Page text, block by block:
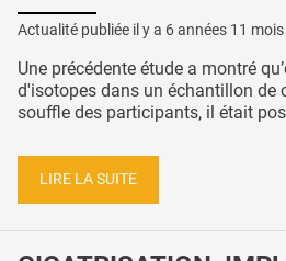
Actualité publiée il y a 6 années 11 mois
Une précédente étude a montré
d'isotopes dans un échantillon de
souffle des participants, il était
LIRE LA SUITE